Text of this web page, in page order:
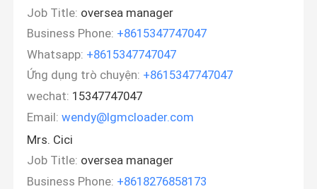
Job Title: oversea manager
Business Phone: +8615347747047
Whatsapp: +8615347747047
Ứng dụng trò chuyện: +8615347747047
wechat: 15347747047
Email: wendy@lgmcloader.com
Mrs. Cici
Job Title: oversea manager
Business Phone: +8618276858173